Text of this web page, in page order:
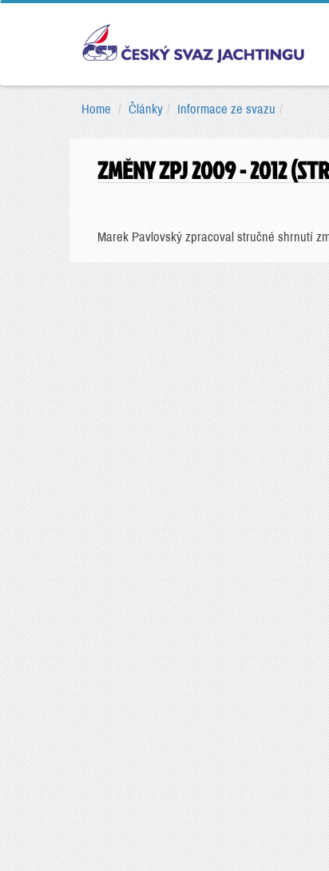
Home Články Informace ze svazu
ZMĚNY ZPJ 2009 - 2012
Marek Pavlovský zpracoval stručné shrnutí